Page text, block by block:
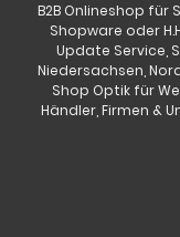
B2B Onlineshop für
Shopware oder
Update Service,
Niedersachsen,
Shop Optik für
Händler, Firmen &